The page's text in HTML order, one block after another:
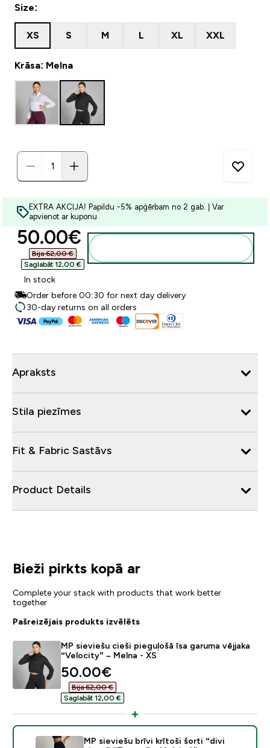
Size:
XS S M L XL XXL
Krāsa: Melna
EXTRA AKCIJA! Papildu -5% apģērbam no 2 gab. | Var
apvienot ar kuponu
discounted price
50.00€‎
Bija 62,00 €‎
Saglabāt 12,00 €‎
In stock
Order before 00:30 for next day delivery
30-day returns on all orders
Apraksts
Stila piezīmes
Fit & Fabric Sastāvs
Product Details
Bieži pirkts kopā ar
Complete your stack with products that work better
together
Pašreizējais produkts izvēlēts
MP sieviešu cieši pieguļošā īsa garuma vējjaka
“Velocity” – Melna - XS
discounted price
50.00€‎
Bija 62,00 €‎
Saglabāt 12,00 €‎
MP sieviešu brīvi krītoši šorti “divi